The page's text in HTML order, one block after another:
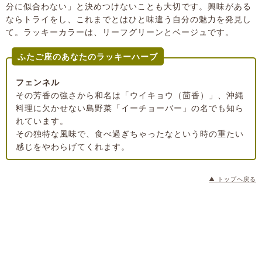
分に似合わない」と決めつけないことも大切です。興味がある
ならトライをし、これまでとはひと味違う自分の魅力を発見し
て。ラッキーカラーは、リーフグリーンとベージュです。
ふたご座のあなたのラッキーハーブ
フェンネル
その芳香の強さから和名は「ウイキョウ（茴香）」、沖縄
料理に欠かせない島野菜「イーチョーバー」の名でも知ら
れています。
その独特な風味で、食べ過ぎちゃったなという時の重たい
感じをやわらげてくれます。
▲ トップへ戻る